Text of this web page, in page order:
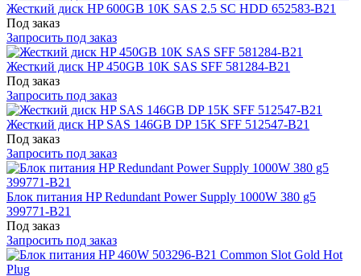
Жесткий диск HP 600GB 10K SAS 2.5 SC HDD 652583-B21
Под заказ
Запросить под заказ
Жесткий диск HP 450GB 10K SAS SFF 581284-B21
Под заказ
Запросить под заказ
Жесткий диск HP SAS 146GB DP 15K SFF 512547-B21
Под заказ
Запросить под заказ
Блок питания HP Redundant Power Supply 1000W 380 g5
399771-B21
Под заказ
Запросить под заказ